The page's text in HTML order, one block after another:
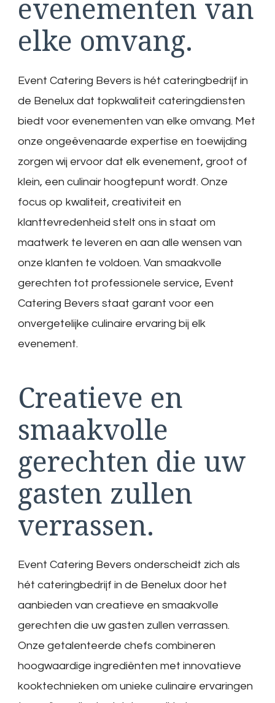
evenementen van
elke omvang.
Event Catering Bevers is hét cateringbedrijf in
de Benelux dat topkwaliteit cateringdiensten
biedt voor evenementen van elke omvang. Met
onze ongeëvenaarde expertise en toewijding
zorgen wij ervoor dat elk evenement, groot of
klein, een culinair hoogtepunt wordt. Onze
focus op kwaliteit, creativiteit en
klanttevredenheid stelt ons in staat om
maatwerk te leveren en aan alle wensen van
onze klanten te voldoen. Van smaakvolle
gerechten tot professionele service, Event
Catering Bevers staat garant voor een
onvergetelijke culinaire ervaring bij elk
evenement.
Creatieve en
smaakvolle
gerechten die uw
gasten zullen
verrassen.
Event Catering Bevers onderscheidt zich als
hét cateringbedrijf in de Benelux door het
aanbieden van creatieve en smaakvolle
gerechten die uw gasten zullen verrassen.
Onze getalenteerde chefs combineren
hoogwaardige ingrediënten met innovatieve
kooktechnieken om unieke culinaire ervaringen